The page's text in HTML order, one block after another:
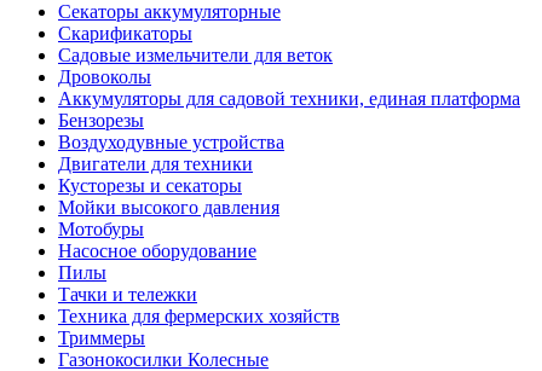
Секаторы аккумуляторные
Скарификаторы
Садовые измельчители для веток
Дровоколы
Аккумуляторы для садовой техники, единая платформа
Бензорезы
Воздуходувные устройства
Двигатели для техники
Кусторезы и секаторы
Мойки высокого давления
Мотобуры
Насосное оборудование
Пилы
Тачки и тележки
Техника для фермерских хозяйств
Триммеры
Газонокосилки Колесные